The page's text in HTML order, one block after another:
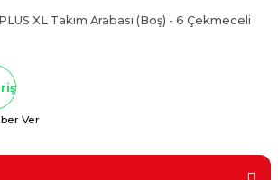
XL Takım Arabası (Boş) - 6 Çekmeceli
Ver